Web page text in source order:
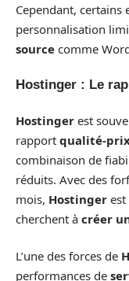
Cependant,
personnalisation
source comme
Hostinger : Le
Hostinger est
rapport qualité-
combinaison de
réduits. Avec des
mois, Hostinger
cherchent à créer
L’une des forces de
performances de